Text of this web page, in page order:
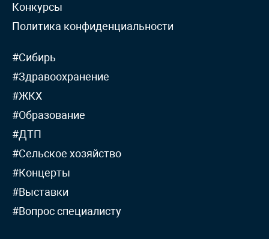
Конкурсы
Политика конфиденциальности
#Сибирь
#Здравоохранение
#ЖКХ
#Образование
#ДТП
#Сельское хозяйство
#Концерты
#Выставки
#Вопрос специалисту